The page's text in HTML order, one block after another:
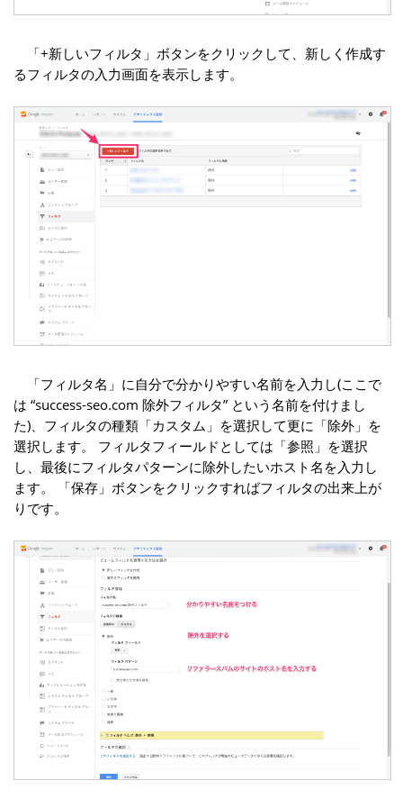
「+新しいフィルタ」ボタンをクリックして、新しく作成す
るフィルタの入力画面を表示します。
「フィルタ名」に自分で分かりやすい名前を入力し(ここで
は “success-seo.com 除外フィルタ” という名前を付けまし
た)、フィルタの種類「カスタム」を選択して更に「除外」を
選択します。 フィルタフィールドとしては「参照」を選択
し、最後にフィルタパターンに除外したいホスト名を入力し
ます。 「保存」ボタンをクリックすればフィルタの出来上が
りです。